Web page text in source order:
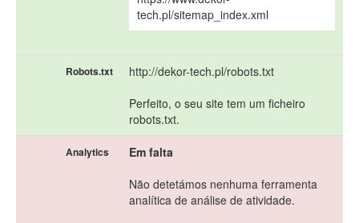
tech.pl/sitemap_index.xml
Robots.txt
http://dekor-tech.pl/robots.txt
Perfeito, o seu site tem um ficheiro
robots.txt.
Analytics
Em falta
Não detetámos nenhuma ferramenta
analítica de análise de atividade.